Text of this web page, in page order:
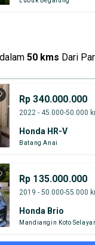
50 kms Dari
Rp 340.000.000
2022 - 45.000-50.000
Honda HR-V
Batang Anai
Rp 135.000.000
2019 - 50.000-55.000
Honda Brio
Mandiangin Koto